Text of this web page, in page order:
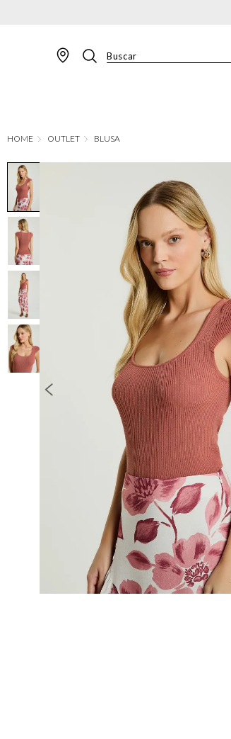
Buscar
VESTIDOS
JAQUETA
CALÇA JEANS
SHORT
COLETE
OUTLET BLUSA